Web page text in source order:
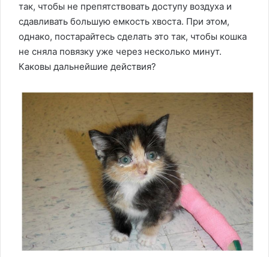
так, чтобы не препятствовать доступу воздуха и
сдавливать большую емкость хвоста. При этом,
однако, постарайтесь сделать это так, чтобы кошка
не сняла повязку уже через несколько минут.
Каковы дальнейшие действия?